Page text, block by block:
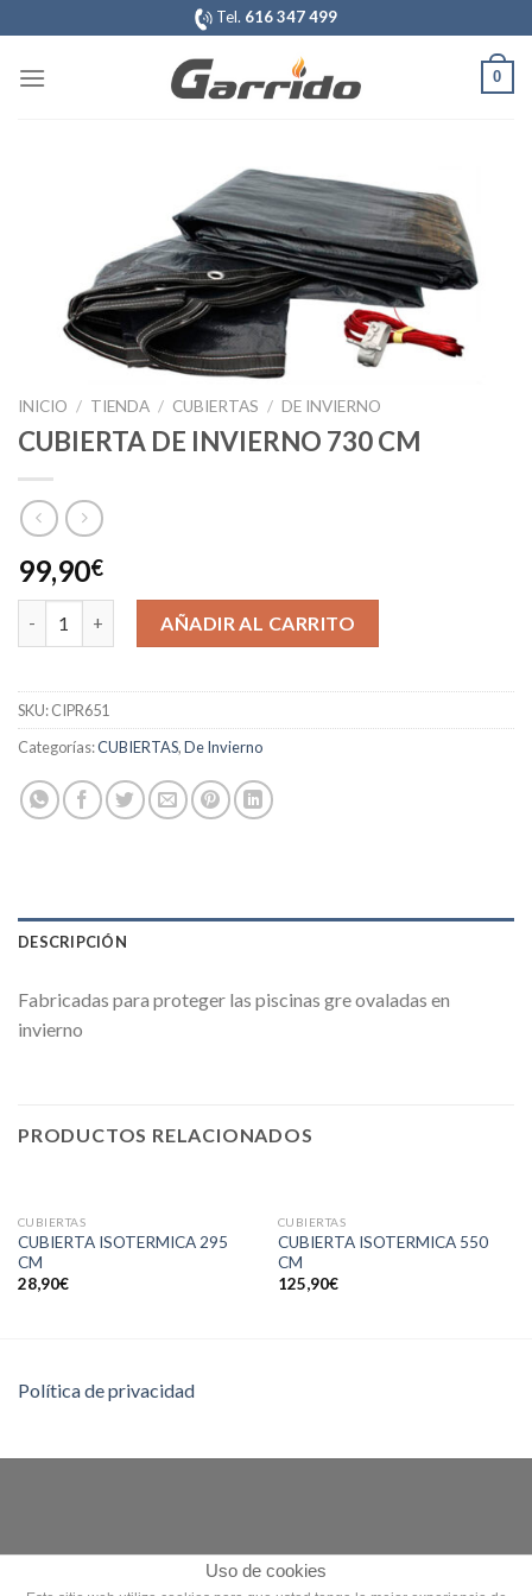
al
contenido
Tel. 616 347 499
0
INICIO / TIENDA / CUBIERTAS / DE INVIERNO
CUBIERTA DE INVIERNO 730 CM
99,90€
CUBIERTA DE INVIERNO 730 CM cantidad
AÑADIR AL CARRITO
SKU:CIPR651
Categorías:CUBIERTAS,De Invierno
DESCRIPCIÓN
Fabricadas para proteger las piscinas gre ovaladas en
invierno
PRODUCTOS RELACIONADOS
CUBIERTAS
CUBIERTA ISOTERMICA 295
CM
28,90€
CUBIERTAS
CUBIERTA ISOTERMICA 550
CM
125,90€
Política de privacidad
Uso de cookies